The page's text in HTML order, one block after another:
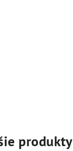
produkty